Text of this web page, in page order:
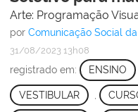
Arte: Programação
por Comunicação Social
31/08/2023 13h08
registrado em: ENSINO
VESTIBULAR